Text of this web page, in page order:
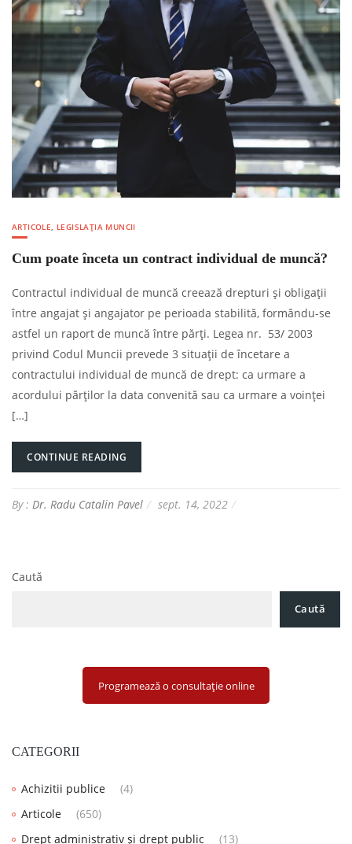
ARTICOLE, LEGISLAȚIA MUNCII
Cum poate înceta un contract individual de muncă?
Contractul individual de muncă creează drepturi și obligații
între angajat și angajator pe perioada stabilită, formându-se
astfel un raport de muncă între părți. Legea nr. 53/ 2003
privind Codul Muncii prevede 3 situații de încetare a
contractului individual de muncă de drept: ca urmare a
acordului părților la data convenită sau ca urmare a voinței
[…]
CONTINUE READING
By : Dr. Radu Catalin Pavel sept. 14, 2022
Caută
Caută
Programează o consultație online
CATEGORII
Achizitii publice
(4)
Articole
(650)
Drept administrativ și drept public
(13)